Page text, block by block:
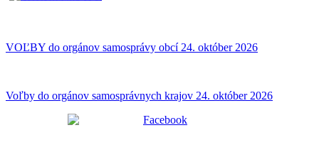
VOĽBY do orgánov samosprávy obcí 24. október 2026
Voľby do orgánov samosprávnych krajov 24. október 2026